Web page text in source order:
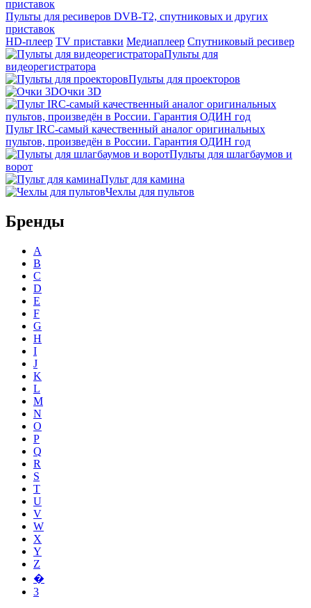
Пульты для ресиверов DVB-T2, спутниковых и других
приставок
HD-плеер TV приставки Медиаплеер Спутниковый ресивер
Пульты для
видеорегистратора
Пульты для проекторов
Очки 3D
Пульт IRC-самый качественный аналог оригинальных
пультов, произведён в России. Гарантия ОДИН год
Пульты для шлагбаумов и
ворот
Пульт для камина
Чехлы для пультов
Бренды
A
B
C
D
E
F
G
H
I
J
K
L
M
N
O
P
Q
R
S
T
U
V
W
X
Y
Z
�
3